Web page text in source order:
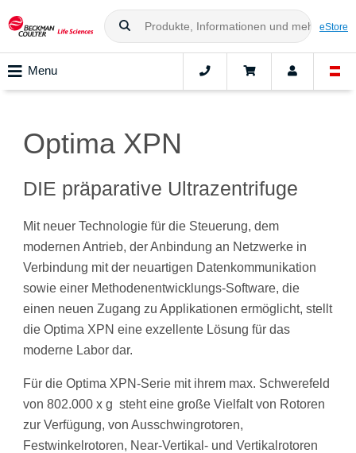
eStore
Menu
Optima XPN
DIE präparative Ultrazentrifuge
Mit neuer Technologie für die Steuerung, dem
modernen Antrieb, der Anbindung an Netzwerke in
Verbindung mit der neuartigen Datenkommunikation
sowie einer Methodenentwicklungs-Software, die
einen neuen Zugang zu Applikationen ermöglicht, stellt
die Optima XPN eine exzellente Lösung für das
moderne Labor dar.
Für die Optima XPN-Serie mit ihrem max. Schwerefeld
von 802.000 x g steht eine große Vielfalt von Rotoren
zur Verfügung, von Ausschwingrotoren,
Festwinkelrotoren, Near-Vertikal- und Vertikalrotoren